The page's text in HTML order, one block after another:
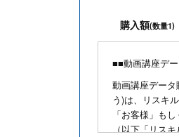
購入額(数量1)
■■動画講座デ
動画講座デー
う)は、リスキ
「お客様」も
（以下「リス